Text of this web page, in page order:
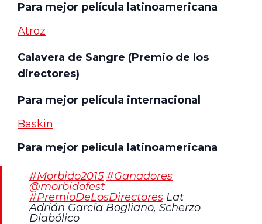
Para mejor película latinoamericana
Atroz
Calavera de Sangre (Premio de los
directores)
Para mejor película internacional
Baskin
Para mejor película latinoamericana
#Morbido2015 #Ganadores
@morbidofest
#PremioDeLosDirectores Lat
Adrián García Bogliano, Scherzo
Diabólico